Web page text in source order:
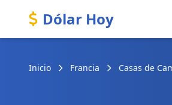
Dólar Hoy
Inicio Francia Casas de